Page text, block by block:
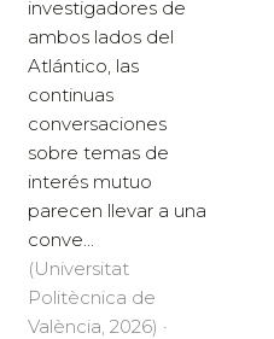
investigadores de
ambos lados del
Atlántico, las
continuas
conversaciones
sobre temas de
interés mutuo
parecen llevar a una
conve...
(Universitat
Politècnica de
València, 2026) ·